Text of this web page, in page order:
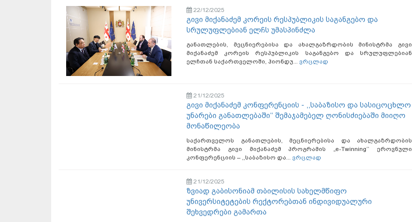
22/12/2025
გივი მიქანაძემ კორეის რესპუბლიკის საგანგებო და
სრულუფლებიან ელჩს უმასპინძლა
განათლების, მეცნიერებისა და ახალგაზრდობის მინისტრმა გივი
მიქანაძემ კორეის რესპუბლიკის საგანგებო და სრულუფლებიან
ელჩთან საქართველოში, ჰიონდუ... ვრცლად
21/12/2025
გივი მიქანაძემ კონფერენციის - ,,საბაზისო და სასიცოცხლო
უნარები განათლებაში‘‘ შემაჯამებელ ღონისძიებაში მიიღო
მონაწილეობა
საქართველოს განათლების, მეცნიერებისა და ახალგაზრდობის
მინისტრმა გივი მიქანაძემ პროგრამის „e-Twinning‘‘ ეროვნული
კონფერენციის – ,,საბაზისო და... ვრცლად
21/12/2025
ზვიად გაბისონიამ თბილისის სახელმწიფო
უნივერსიტეტების რექტორებთან ინდივიდუალური
შეხვედრები გამართა